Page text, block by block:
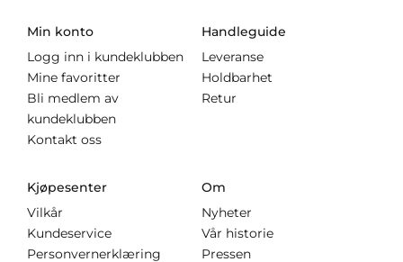
Min konto
Logg inn i kundeklubben
Mine favoritter
Bli medlem av
kundeklubben
Kontakt oss
Handleguide
Leveranse
Holdbarhet
Retur
Kjøpesenter
Vilkår
Kundeservice
Personvernerklæring
Om
Nyheter
Vår historie
Pressen